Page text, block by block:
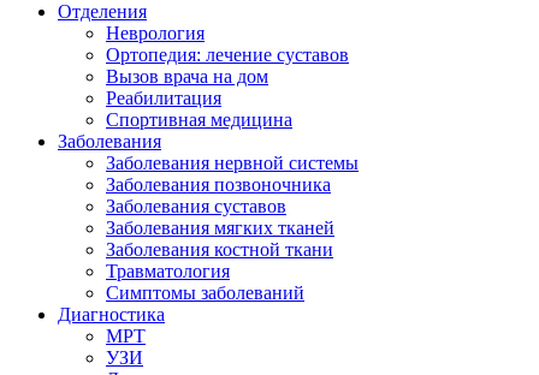
Отделения
Неврология
Ортопедия: лечение суставов
Вызов врача на дом
Реабилитация
Спортивная медицина
Заболевания
Заболевания нервной системы
Заболевания позвоночника
Заболевания суставов
Заболевания мягких тканей
Заболевания костной ткани
Травматология
Симптомы заболеваний
Диагностика
МРТ
УЗИ